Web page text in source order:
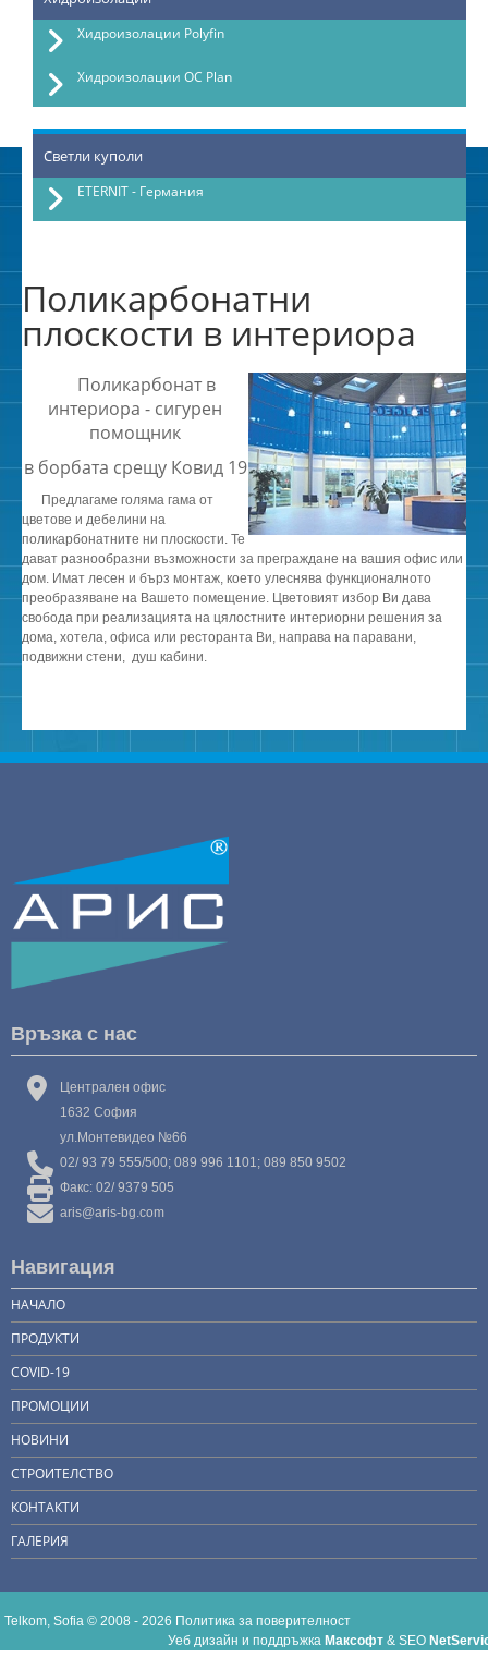
Хидроизолации Polyfin
Хидроизолации OC Plan
Светли куполи
ETERNIT - Германия
Поликарбонатни
плоскости в интериора
Поликарбонат в
интериора - сигурен
помощник
в борбата срещу Ковид 19
Предлагаме голяма гама от
цветове и дебелини на
поликарбонатните ни плоскости. Те
дават разнообразни възможности за преграждане на вашия офис или
дом. Имат лесен и бърз монтаж, което улеснява функционалното
преобразяване на Вашето помещение. Цветовият избор Ви дава
свобода при реализацията на цялостните интериорни решения за
дома, хотела, офиса или ресторанта Ви, направа на паравани,
подвижни стени, душ кабини.
Връзка с нас
Централен офис
1632 София
ул.Монтевидео №66
02/ 93 79 555/500; 089 996 1101; 089 850 9502
Факс: 02/ 9379 505
aris@aris-bg.com
Навигация
НАЧАЛО
ПРОДУКТИ
COVID-19
ПРОМОЦИИ
НОВИНИ
СТРОИТЕЛСТВО
КОНТАКТИ
ГАЛЕРИЯ
Telkom, Sofia © 2008 - 2026 Политика за поверителност
Уеб дизайн и поддръжка Максофт & SEO